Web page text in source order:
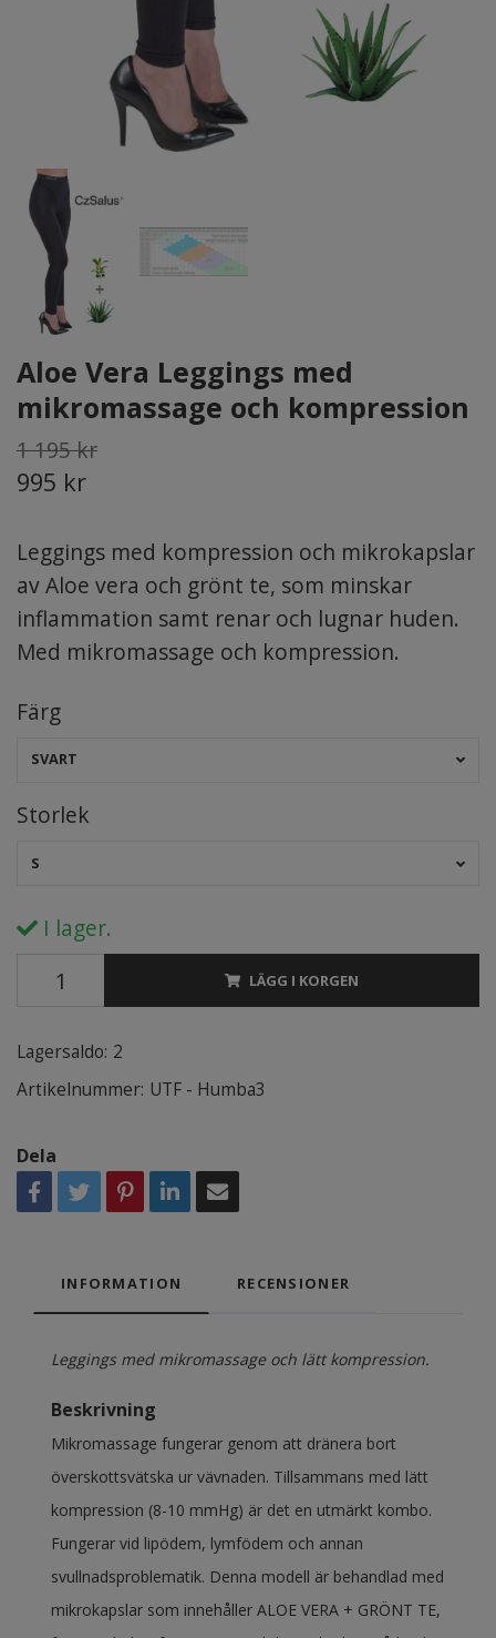
Aloe Vera Leggings med
mikromassage och kompression
1 195 kr
995 kr
Leggings med kompression och mikrokapslar
av Aloe vera och grönt te, som minskar
inflammation samt renar och lugnar huden.
Med mikromassage och kompression.
Färg
SVART
Storlek
S
I lager.
LÄGG I KORGEN
Lagersaldo: 2
Artikelnummer: UTF - Humba3
Dela
INFORMATION RECENSIONER
Leggings med mikromassage och lätt kompression.
Beskrivning
Mikromassage fungerar genom att dränera bort
överskottsvätska ur vävnaden. Tillsammans med lätt
kompression (8-10 mmHg) är det en utmärkt kombo.
Fungerar vid lipödem, lymfödem och annan
svullnadsproblematik. Denna modell är behandlad med
mikrokapslar som innehåller ALOE VERA + GRÖNT TE,